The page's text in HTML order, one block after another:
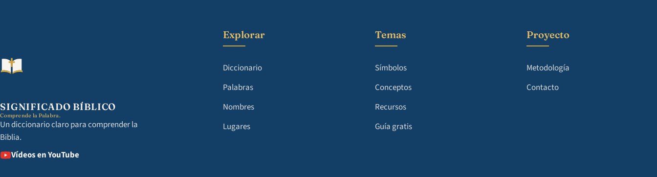
SIGNIFICADO BÍBLICO
Comprende la Palabra.
Un diccionario claro para comprender la
Biblia.
Vídeos en YouTube
Explorar
Diccionario
Palabras
Nombres
Lugares
Temas
Símbolos
Conceptos
Recursos
Guía gratis
Proyecto
Metodología
Contacto